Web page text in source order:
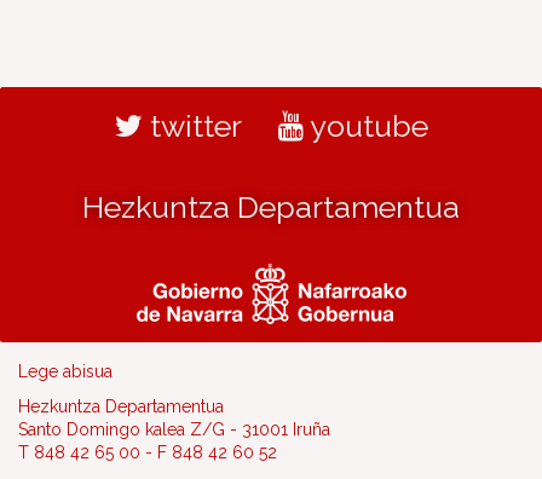
twitter youtube
Hezkuntza Departamentua
Lege abisua
Hezkuntza Departamentua
Santo Domingo kalea Z/G - 31001 Iruña
T 848 42 65 00 - F 848 42 60 52